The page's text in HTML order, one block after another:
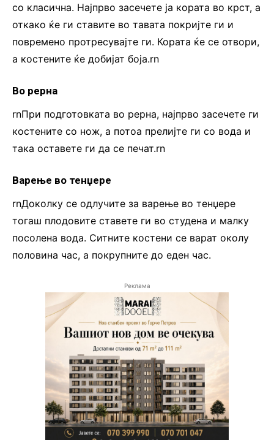
со класична. Најпрво засечете ја кората во крст, а
откако ќе ги ставите во тавата покријте ги и
повремено протресувајте ги. Кората ќе се отвори,
а костените ќе добијат боја.rn
Во рерна
rnПри подготовката во рерна, најпрво засечете ги
костените со нож, а потоа прелијте ги со вода и
така оставете ги да се печат.rn
Варење во тенџере
rnДоколку се одлучите за варење во тенџере
тогаш плодовите ставете ги во студена и малку
посолена вода. Ситните костени се варат околу
половина час, а покрупните до еден час.
Реклама